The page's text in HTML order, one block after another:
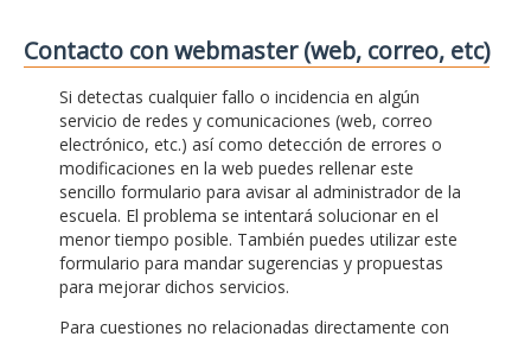
Contacto con webmaster (web, correo, etc)
Si detectas cualquier fallo o incidencia en algún
servicio de redes y comunicaciones (web, correo
electrónico, etc.) así como detección de errores o
modificaciones en la web puedes rellenar este
sencillo formulario para avisar al administrador de la
escuela. El problema se intentará solucionar en el
menor tiempo posible. También puedes utilizar este
formulario para mandar sugerencias y propuestas
para mejorar dichos servicios.
Para cuestiones no relacionadas directamente con